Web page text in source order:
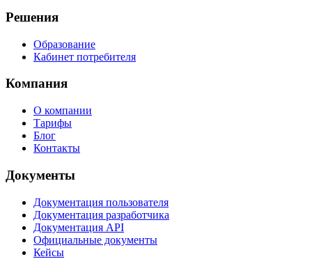
Решения
Образование
Кабинет потребителя
Компания
О компании
Тарифы
Блог
Контакты
Документы
Документация пользователя
Документация разработчика
Документация API
Официальные документы
Кейсы